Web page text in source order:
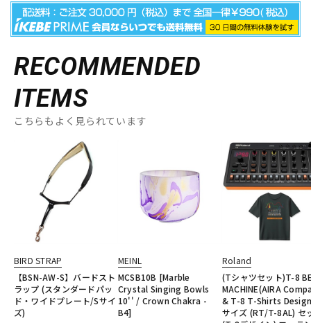
RECOMMENDED
ITEMS
こちらもよく見られています
BIRD STRAP
【BSN-AW-S】バードスト
ラップ (スタンダードパッ
ド・ワイドプレート/Sサイ
ズ)
MEINL
MCSB10B [Marble
Crystal Singing Bowls
10'' / Crown Chakra -
B4]
Roland
(Tシャツセット)T-8
MACHINE(AIRA
& T-8 T-Shirts
サイズ (RT/T-8AL) セ